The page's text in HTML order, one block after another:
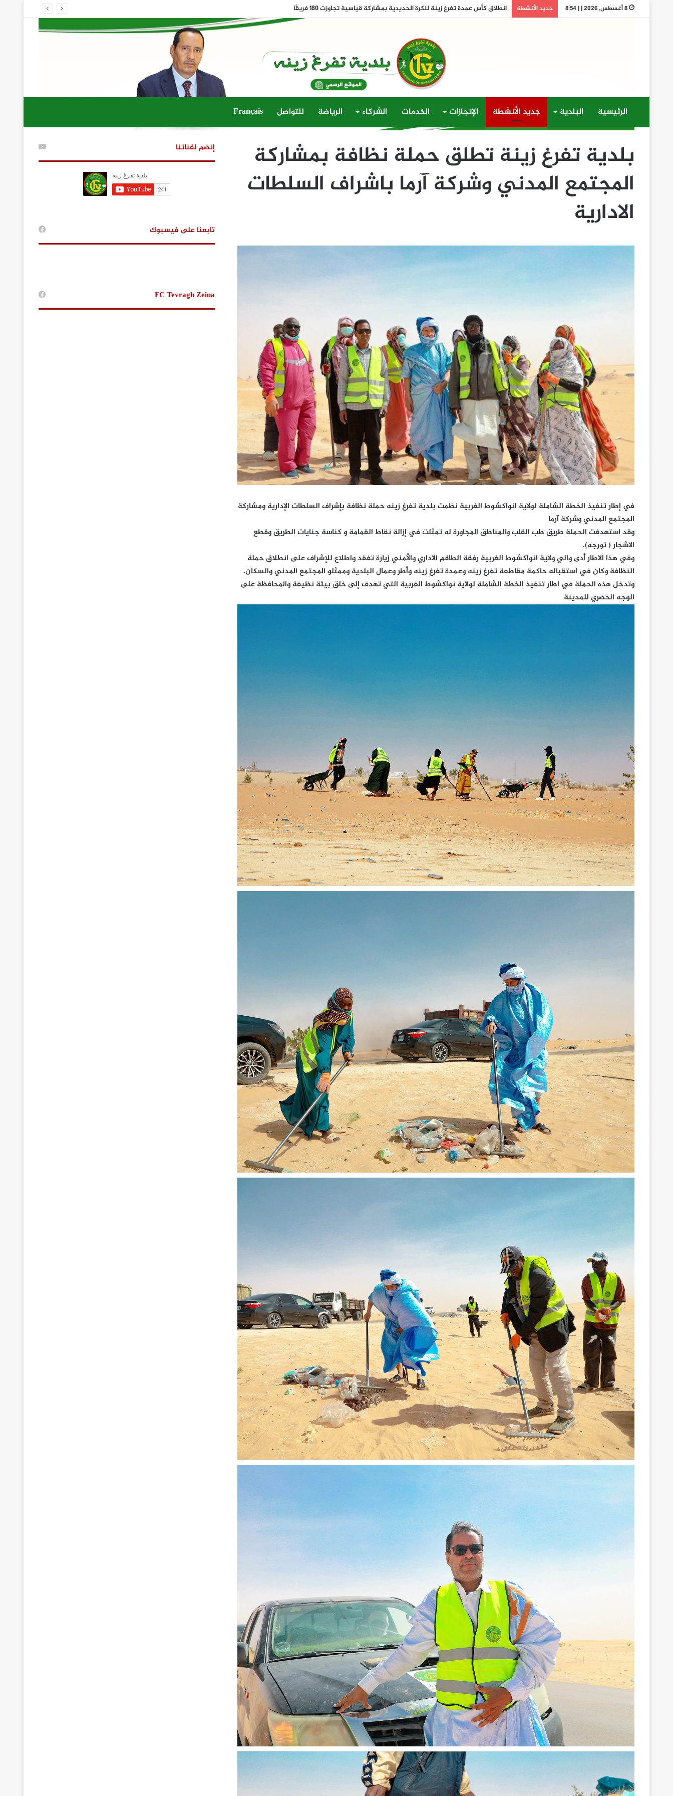
جديد الأنشطة وسط حضور رسمي وجماهيري.. إسدال الستار على كأس عمدة تفرغ زينة وتتويج فريق الشباب
الرئيسية البلدية جديد الأنشطة الإنجازات الخدمات الشركاء الرياضة للتواصل Français
بلدية تفرغ زينة تطلق حملة نظافة بمشاركة
المجتمع المدني وشركة آرما باشراف السلطات
الادارية
في إطار تنفيذ الخطة الشاملة لولاية انواكشوط الغربية نظمت بلدية تفرغ زينه حملة نظافة بإشراف السلطات الإدارية ومشاركة
المجتمع المدني وشركة آرما
وقد استهدفت الحملة طريق طب القلب والمناطق المجاورة له تمثلت في إزالة نقاط القمامة و كناسة جنايات الطريق وقطع
الاشجار ( تورجه).
وفي هذا الاطار أدى والي ولاية انواكشوط الغربية رفقة الطاقم الاداري والأمني زيارة تفقد واطلاع للإشراف على انطلاق حملة
النظافة وكان في استقباله حاكمة مقاطعة تفرغ زينه وعمدة تفرغ زينه وأطر وعمال البلدية وممثلو المجتمع المدني والسكان.
وتدخل هذه الحملة في اطار تنفيذ الخطة الشاملة لولاية نواكشوط الغربية التي تهدف إلى خلق بيئة نظيفة والمحافظة على
الوجه الحضري للمدينة
إنضم لقناتنا
تابعنا على فيسبوك
FC Tevragh Zeina